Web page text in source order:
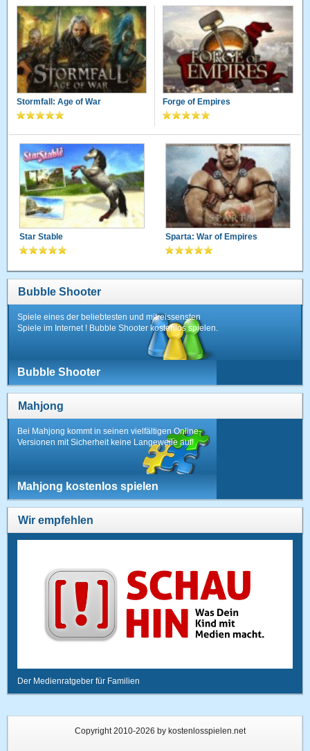
Stormfall: Age of War Forge of Empires
Star Stable Sparta: War of Empires
Bubble Shooter
Spiele eines der beliebtesten und mitreissensten
Spiele im Internet ! Bubble Shooter kostenlos spielen.
Bubble Shooter
Mahjong
Bei Mahjong kommt in seinen vielfältigen Online-
Versionen mit Sicherheit keine Langeweile auf!
Mahjong kostenlos spielen
Wir empfehlen
Der Medienratgeber für Familien
Copyright 2010-2026 by kostenlosspielen.net